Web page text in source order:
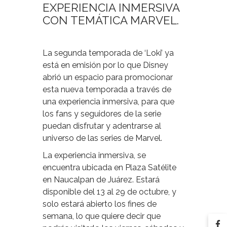
EXPERIENCIA INMERSIVA
CON TEMÁTICA MARVEL.
La segunda temporada de ‘Loki’ ya
está en emisión por lo que Disney
abrió un espacio para promocionar
esta nueva temporada a través de
una experiencia inmersiva, para que
los fans y seguidores de la serie
puedan disfrutar y adentrarse al
universo de las series de Marvel.
La experiencia inmersiva, se
encuentra ubicada en Plaza Satélite
en Naucalpan de Juárez. Estará
disponible del 13 al 29 de octubre, y
solo estará abierto los fines de
semana, lo que quiere decir que